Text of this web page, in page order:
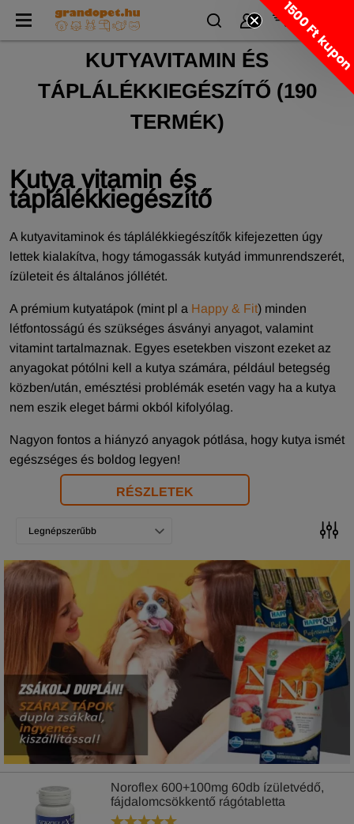
KUTYAVITAMIN ÉS
TÁPLÁLÉKKIEGÉSZÍTŐ (190
TERMÉK)
RÉSZLETEK
Kutya vitamin és
táplálékkiegészítő
A kutyavitaminok és táplálékkiegészítők kifejezetten úgy
lettek kialakítva, hogy támogassák kutyád immunrendszerét,
ízületeit és általános jóllétét.
A prémium kutyatápok (mint pl a Happy & Fit) minden
létfontosságú és szükséges ásványi anyagot, valamint
vitamint tartalmaznak. Egyes esetekben viszont ezeket az
anyagokat pótólni kell a kutya számára, például betegség
közben/után, emésztési problémák esetén vagy ha a kutya
nem eszik eleget bármi okból kifolyólag.
Nagyon fontos a hiányzó anyagok pótlása, hogy kutya ismét
egészséges és boldog legyen!
Legnépszerűbb
Noroflex 600+100mg 60db ízületvédő,
fájdalomcsökkentő rágótabletta
1500 Ft